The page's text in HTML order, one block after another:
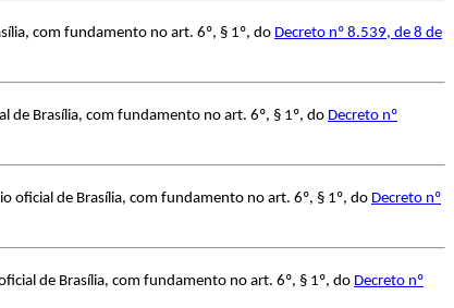
com fundamento no art. 6º, § 1º, do Decreto nº 8.539, de 8 de
Brasília, com fundamento no art. 6º, § 1º, do Decreto nº
de Brasília, com fundamento no art. 6º, § 1º, do Decreto nº
de Brasília, com fundamento no art. 6º, § 1º, do Decreto nº